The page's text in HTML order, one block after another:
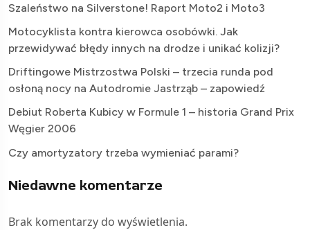
Szaleństwo na Silverstone! Raport Moto2 i Moto3
Motocyklista kontra kierowca osobówki. Jak
przewidywać błędy innych na drodze i unikać kolizji?
Driftingowe Mistrzostwa Polski – trzecia runda pod
osłoną nocy na Autodromie Jastrząb – zapowiedź
Debiut Roberta Kubicy w Formule 1 – historia Grand Prix
Węgier 2006
Czy amortyzatory trzeba wymieniać parami?
Niedawne komentarze
Brak komentarzy do wyświetlenia.